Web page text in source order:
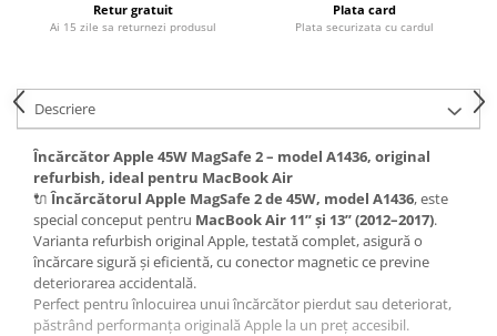
A1342 (Unibody 13” 2009-2010)
Piese & Accesorii iPhone
iPhone 16 Pro Max
iPhone 16 Pro
iPhone 17 Pro
iPhone 15 Pro Max
iPhone 16 Plus
iPhone 17
iPhone 15 Pro
Retur gratuit
Ai 15 zile sa returnezi produsul
Plata card
Plata securizata cu cardul
Descriere
Încărcător Apple 45W MagSafe 2 – model A1436, original
refurbish, ideal pentru MacBook Air
🔌Încărcătorul Apple MagSafe 2 de 45W, model A1436, este
special conceput pentru MacBook Air 11” și 13” (2012–2017).
Varianta refurbish original Apple, testată complet, asigură o
încărcare sigură și eficientă, cu conector magnetic ce previne
deteriorarea accidentală.
Perfect pentru înlocuirea unui încărcător pierdut sau deteriorat,
păstrând performanța originală Apple la un preț accesibil.